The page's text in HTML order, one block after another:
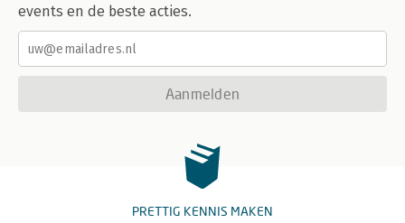
events en de beste acties.
Aanmelden
PRETTIG KENNIS MAKEN